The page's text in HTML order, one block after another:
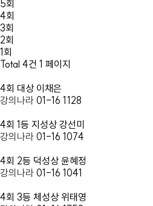
5회
4회
3회
2회
1회
Total 4건 1 페이지
4회 대상 이채은
강의나라 01-16 1128
4회 1등 지성상 강선미
강의나라 01-16 1074
4회 2등 덕성상 윤혜정
강의나라 01-16 1041
4회 3등 체성상 위태영